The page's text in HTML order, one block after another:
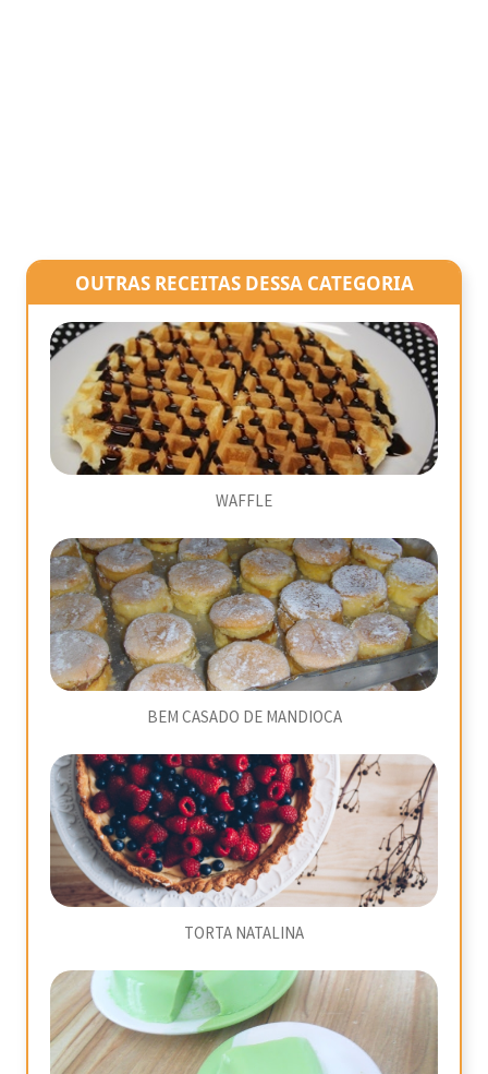
OUTRAS RECEITAS DESSA CATEGORIA
WAFFLE
BEM CASADO DE MANDIOCA
TORTA NATALINA